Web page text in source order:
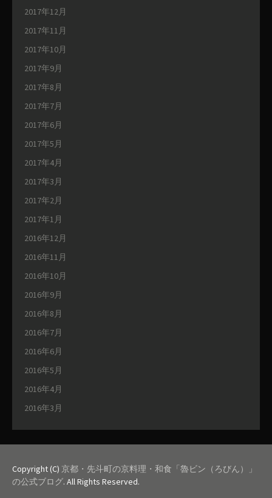
2017年12月
2017年11月
2017年10月
2017年9月
2017年8月
2017年7月
2017年6月
2017年5月
2017年4月
2017年3月
2017年2月
2017年1月
2016年12月
2016年11月
2016年10月
2016年9月
2016年8月
2016年7月
2016年6月
2016年5月
2016年4月
2016年3月
Copyright (C) 京都・先斗町の京料理・和食「魯ビン（ろびん）」
の公式ブログ. All Rights Reserved.